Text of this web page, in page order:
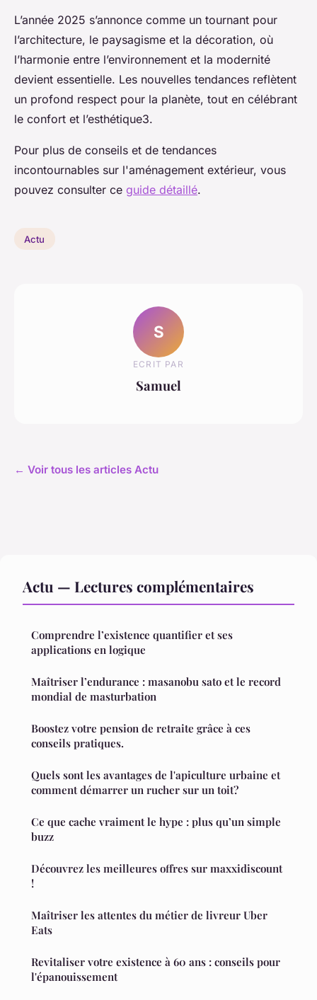
L’année 2025 s’annonce comme un tournant pour
l’architecture, le paysagisme et la décoration, où
l’harmonie entre l’environnement et la modernité
devient essentielle. Les nouvelles tendances reflètent
un profond respect pour la planète, tout en célébrant
le confort et l’esthétique3.
Pour plus de conseils et de tendances
incontournables sur l'aménagement extérieur, vous
pouvez consulter ce guide détaillé.
Actu
S
ECRIT PAR
Samuel
← Voir tous les articles Actu
Actu — Lectures complémentaires
Comprendre l’existence quantifier et ses
applications en logique
Maîtriser l’endurance : masanobu sato et le record
mondial de masturbation
Boostez votre pension de retraite grâce à ces
conseils pratiques.
Quels sont les avantages de l'apiculture urbaine et
comment démarrer un rucher sur un toit?
Ce que cache vraiment le hype : plus qu’un simple
buzz
Découvrez les meilleures offres sur maxxidiscount
!
Maîtriser les attentes du métier de livreur Uber
Eats
Revitaliser votre existence à 60 ans : conseils pour
l'épanouissement